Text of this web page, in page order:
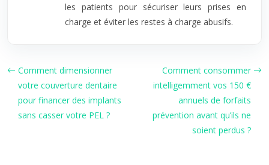
les patients pour sécuriser leurs prises en
charge et éviter les restes à charge abusifs.
Comment dimensionner
votre couverture dentaire
pour financer des implants
sans casser votre PEL ?
Comment consommer
intelligemment vos 150 €
annuels de forfaits
prévention avant qu’ils ne
soient perdus ?